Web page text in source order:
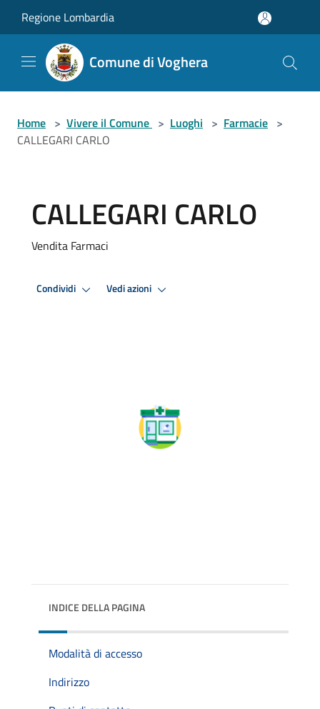
Regione Lombardia
Comune di Voghera
Home > Vivere il Comune > Luoghi > Farmacie >
CALLEGARI CARLO
CALLEGARI CARLO
Vendita Farmaci
Condividi Vedi azioni
INDICE DELLA PAGINA
Modalità di accesso
Indirizzo